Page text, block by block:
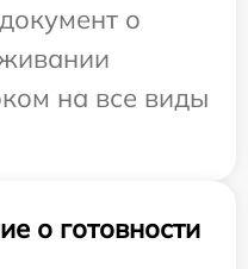
о
на все виды
о готовности